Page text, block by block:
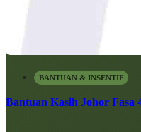
BANTUAN & INSENTIF
Bantuan Kasih Johor Fasa